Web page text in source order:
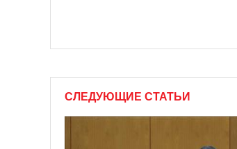
СЛЕДУЮЩИЕ СТАТЬИ